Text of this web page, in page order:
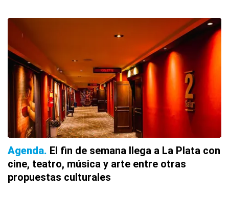
Agenda El fin de semana llega a La Plata con
cine, teatro, música y arte entre otras
propuestas culturales